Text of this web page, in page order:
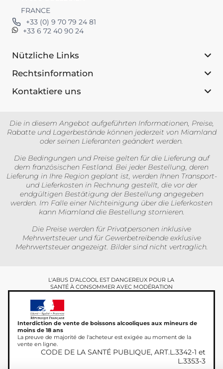
FRANCE
+33 (0) 9 70 79 24 81
+33 6 72 40 90 24
Nützliche Links
Rechtsinformation
Kontaktiere uns
Die in diesem Angebot aufgeführten Informationen, Preise,
Rabatte und Lagerbestände können jederzeit von Miamland
oder seinen Lieferanten geändert werden.
Die Bedingungen und Preise gelten für die Lieferung auf
dem französischen Festland. Bei jeder Bestellung, deren
Lieferung in Ihre Region geplant ist, werden Ihnen Transport-
und Lieferkosten in Rechnung gestellt, die vor der
endgültigen Bestätigung der Bestellung angegeben
werden. Im Falle einer Nichteinigung über die Lieferkosten
kann Miamland die Bestellung stornieren.
Die Preise werden für Privatpersonen inklusive
Mehrwertsteuer und für Gewerbetreibende exklusive
Mehrwertsteuer angezeigt. Bilder sind nicht vertraglich.
L'ABUS D'ALCOOL EST DANGEREUX POUR LA
SANTÉ À CONSOMMER AVEC MODÉRATION
Interdiction de vente de boissons alcooliques aux mineurs de
moins de 18 ans
La preuve de majorité de l'acheteur est exigée au moment de la
vente en ligne.
CODE DE LA SANTÉ PUBLIQUE, ART.L.3342-1 et
L.3353-3